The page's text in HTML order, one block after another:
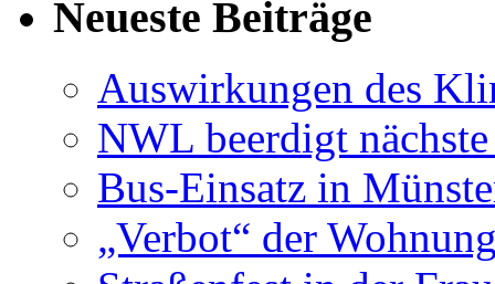
Neueste Beiträge
Auswirkungen des
NWL beerdigt
Bus-Einsatz in
„Verbot“ der